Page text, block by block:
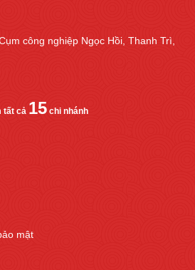
công nghiệp Ngọc Hồi, Thanh Trì,
tất cả 15 chi nhánh
mật